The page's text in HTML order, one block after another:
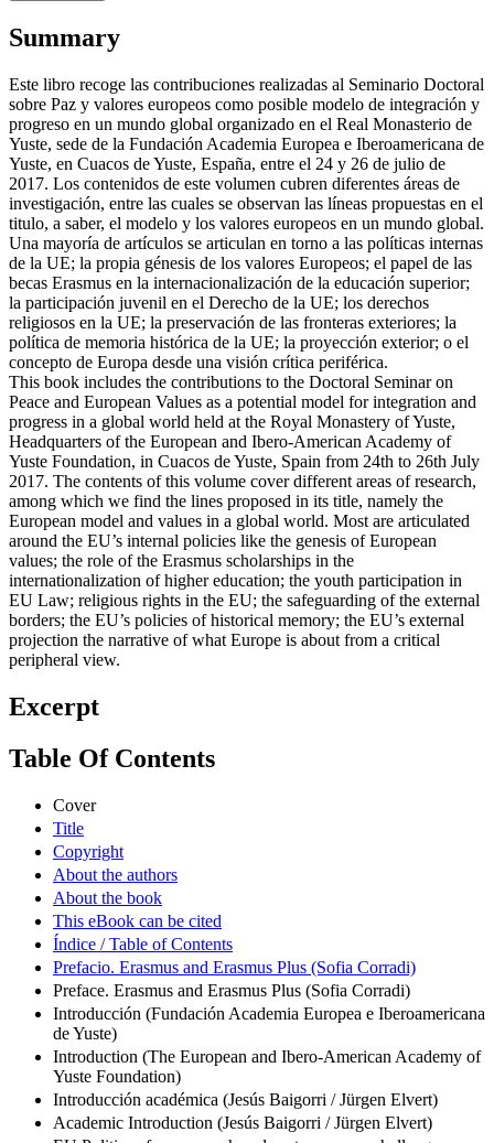
Summary
Este libro recoge las contribuciones realizadas al Seminario Doctoral
sobre Paz y valores europeos como posible modelo de integración y
progreso en un mundo global organizado en el Real Monasterio de
Yuste, sede de la Fundación Academia Europea e Iberoamericana de
Yuste, en Cuacos de Yuste, España, entre el 24 y 26 de julio de
2017. Los contenidos de este volumen cubren diferentes áreas de
investigación, entre las cuales se observan las líneas propuestas en el
titulo, a saber, el modelo y los valores europeos en un mundo global.
Una mayoría de artículos se articulan en torno a las políticas internas
de la UE; la propia génesis de los valores Europeos; el papel de las
becas Erasmus en la internacionalización de la educación superior;
la participación juvenil en el Derecho de la UE; los derechos
religiosos en la UE; la preservación de las fronteras exteriores; la
política de memoria histórica de la UE; la proyección exterior; o el
concepto de Europa desde una visión crítica periférica.
This book includes the contributions to the Doctoral Seminar on
Peace and European Values as a potential model for integration and
progress in a global world held at the Royal Monastery of Yuste,
Headquarters of the European and Ibero-American Academy of
Yuste Foundation, in Cuacos de Yuste, Spain from 24th to 26th July
2017. The contents of this volume cover different areas of research,
among which we find the lines proposed in its title, namely the
European model and values in a global world. Most are articulated
around the EU’s internal policies like the genesis of European
values; the role of the Erasmus scholarships in the
internationalization of higher education; the youth participation in
EU Law; religious rights in the EU; the safeguarding of the external
borders; the EU’s policies of historical memory; the EU’s external
projection the narrative of what Europe is about from a critical
peripheral view.
Excerpt
Table Of Contents
Cover
Title
Copyright
About the authors
About the book
This eBook can be cited
Índice / Table of Contents
Prefacio. Erasmus and Erasmus Plus (Sofia Corradi)
Preface. Erasmus and Erasmus Plus (Sofia Corradi)
Introducción (Fundación Academia Europea e Iberoamericana
de Yuste)
Introduction (The European and Ibero-American Academy of
Yuste Foundation)
Introducción académica (Jesús Baigorri / Jürgen Elvert)
Academic Introduction (Jesús Baigorri / Jürgen Elvert)